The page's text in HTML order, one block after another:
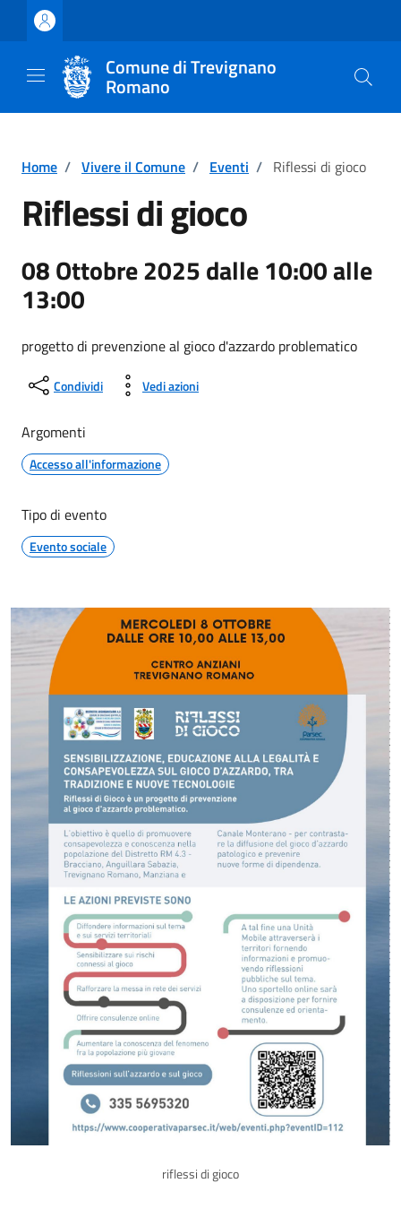
Vai ai contenuti
Vai al footer
Comune di Trevignano
Romano
Home / Vivere il Comune / Eventi / Riflessi di gioco
Riflessi di gioco
08 Ottobre 2025 dalle 10:00 alle
13:00
progetto di prevenzione al gioco d'azzardo problematico
Condividi Vedi azioni
Argomenti
Accesso all'informazione
Tipo di evento
Evento sociale
riflessi di gioco